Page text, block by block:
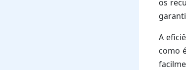
os
A
como